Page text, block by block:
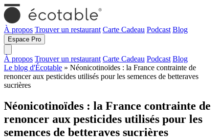
À propos Trouver un restaurant Carte Cadeau Podcast Blog
Espace Pro
À propos Trouver un restaurant Carte Cadeau Podcast Blog
Le blog d'Écotable » Néonicotinoïdes : la France contrainte de
renoncer aux pesticides utilisés pour les semences de betteraves
sucrières
Néonicotinoïdes : la France contrainte de
renoncer aux pesticides utilisés pour les
semences de betteraves sucrières